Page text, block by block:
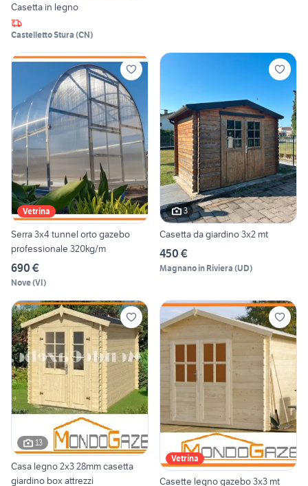
Casetta in legno
Castelletto Stura (CN)
Vetrina
Serra 3x4 tunnel orto gazebo
professionale 320kg/m
690 €
Nove(VI)
3
Casetta da giardino 3x2 mt
450 €
Magnano in Riviera (UD)
13
Casa legno 2x3 28mm casetta
giardino box attrezzi
Vetrina
Casette legno gazebo 3x3 mt